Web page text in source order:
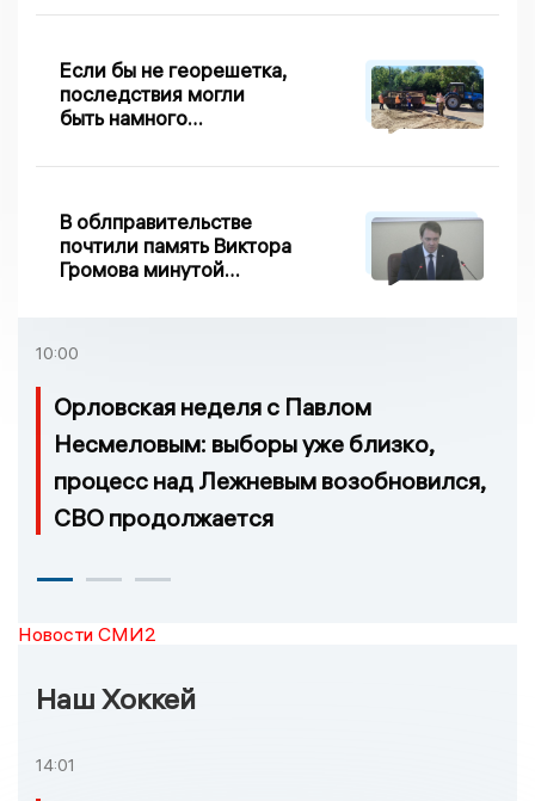
взятке
Если бы не георешетка,
последствия могли
быть намного
сходе песка на
В облправительстве
почтили память Виктора
Громова минутой
10:00
Орловская неделя с Павлом
Несмеловым: выборы уже близко,
процесс над Лежневым возобновился,
СВО продолжается
Новости СМИ2
Наш Хоккей
14:01